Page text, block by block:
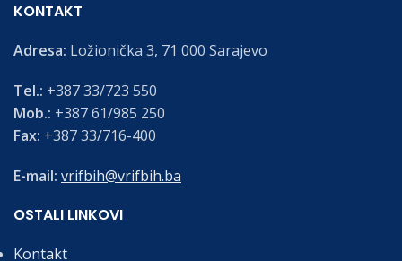
KONTAKT
Adresa: Ložionička 3, 71 000 Sarajevo
Tel.: +387 33/723 550
Mob.: +387 61/985 250
Fax: +387 33/716-400
E-mail: vrifbih@vrifbih.ba
OSTALI LINKOVI
Kontakt